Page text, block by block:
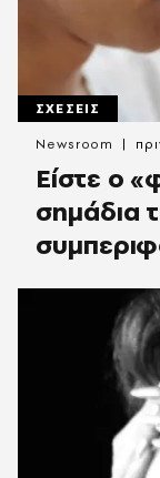
ΣΧΕΣΕΙΣ
Είστε ο
σημάδια
Newsroom